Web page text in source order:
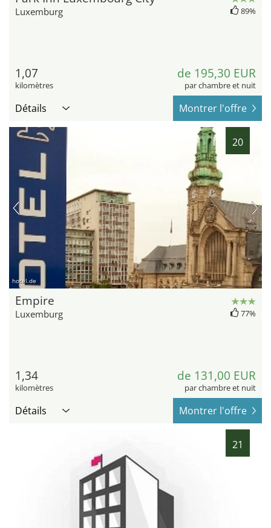
Luxemburg 89%
1,07
kilomètres
de 195,30 EUR
par chambre et nuit
Détails Montrer l'offre
20
hotel.de
Empire
Luxemburg 77%
1,34
kilomètres
de 131,00 EUR
par chambre et nuit
Détails Montrer l'offre
21